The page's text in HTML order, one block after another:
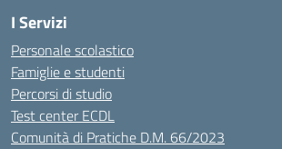
I Servizi
Personale scolastico
Famiglie e studenti
Percorsi di studio
Test center ECDL
Comunità di Pratiche D.M. 66/2023